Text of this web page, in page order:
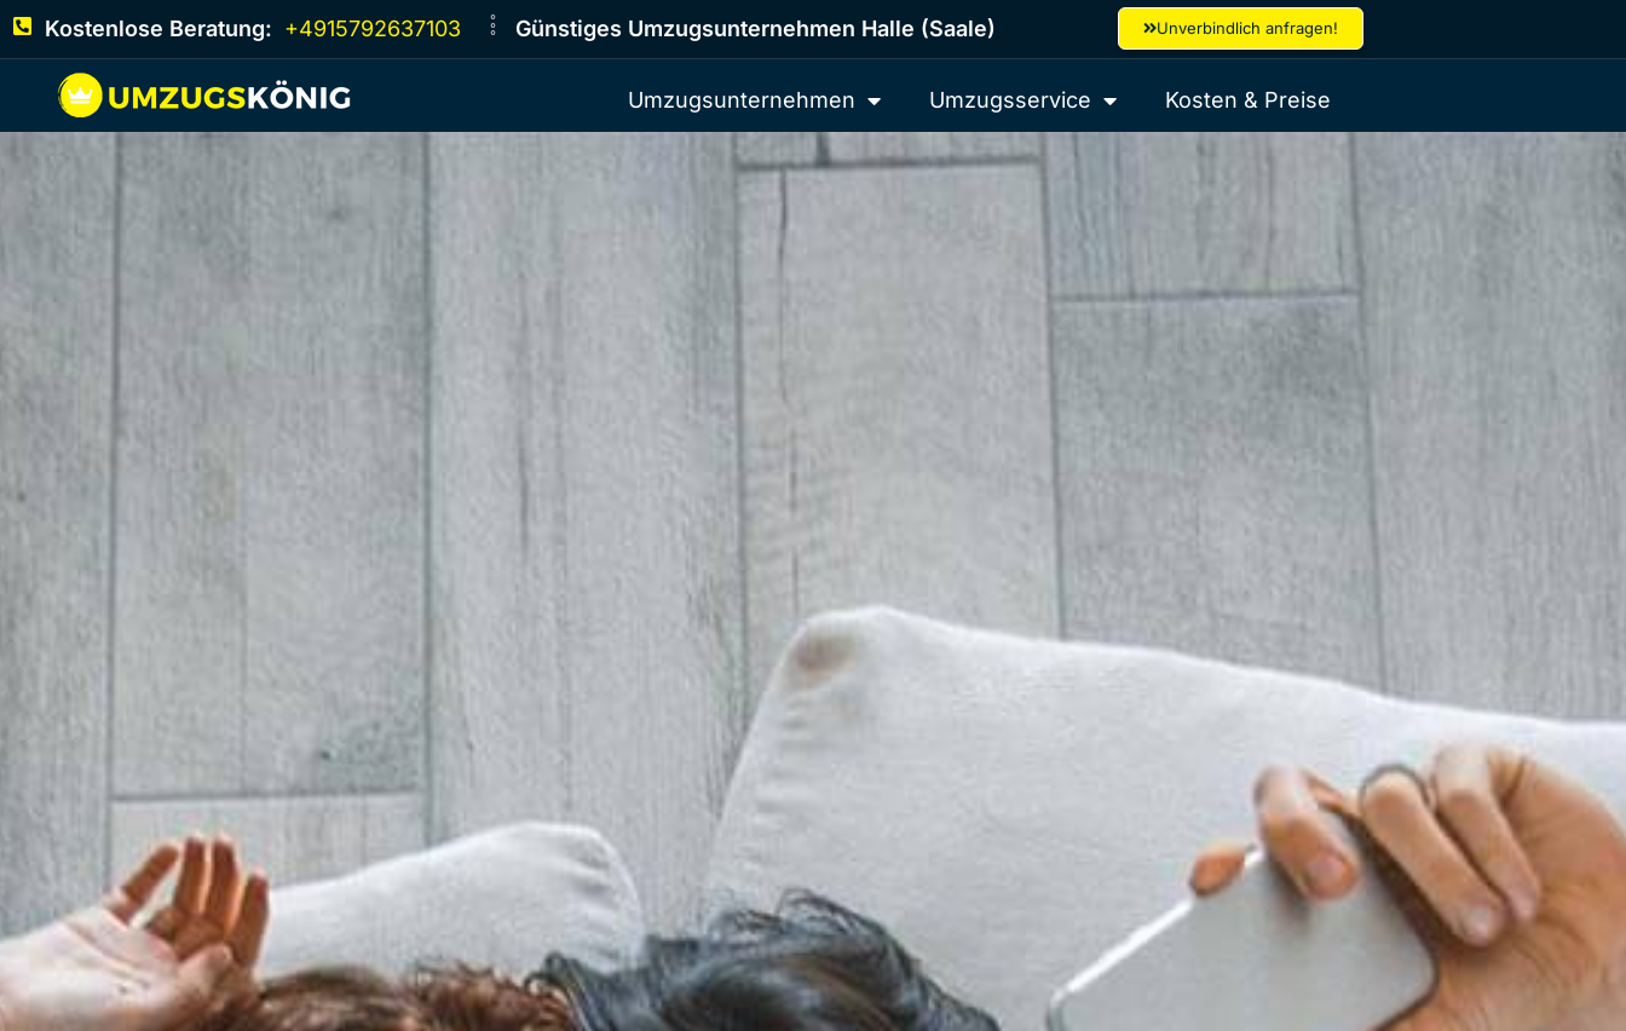
Kostenlose Beratung: +4915792637103 Günstiges Umzugsunternehmen Halle (Saale) Unverbindlich anfragen!
Umzugsunternehmen Umzugsservice Kosten & Preise